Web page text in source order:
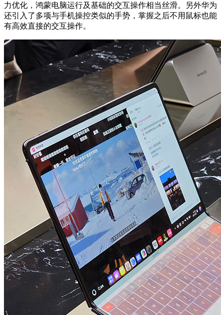
力优化，鸿蒙电脑运行及基础的交互操作相当丝滑。另外华为
还引入了多项与手机操控类似的手势，掌握之后不用鼠标也能
有高效直接的交互操作。